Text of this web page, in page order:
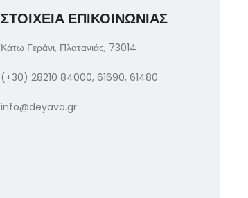
ΣΤΟΙΧΕΙΑ ΕΠΙΚΟΙΝΩΝΙΑΣ
Κάτω Γεράνι, Πλατανιάς, 73014
(+30) 28210 84000, 61690, 61480
info@deyava.gr